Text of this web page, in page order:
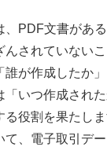
、PDF文書があ
んされていない
が作成したか
「いつ作成され
る役割を果たし
て、電子取引デ